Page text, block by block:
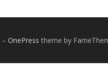
– OnePress theme by